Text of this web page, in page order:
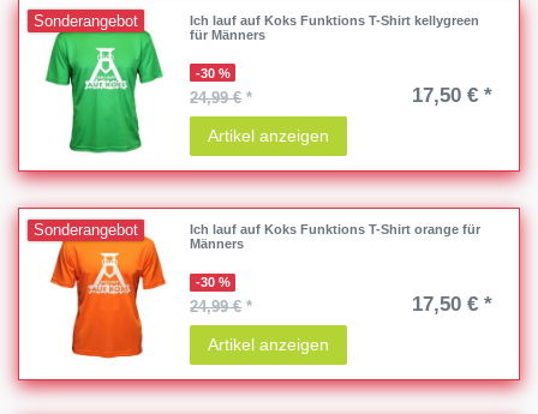
Sonderangebot
Ich lauf auf Koks Funktions T-Shirt kellygreen
für Männers
-30 %
24,99 €* 17,50 € *
Artikel anzeigen
Sonderangebot
Ich lauf auf Koks Funktions T-Shirt orange für
Männers
-30 %
24,99 €* 17,50 € *
Artikel anzeigen